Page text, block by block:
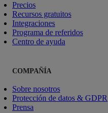
Precios
Recursos gratuitos
Integraciones
Programa de referidos
Centro de ayuda
COMPAÑÍA
Sobre nosotros
Protección de datos & GDPR
Prensa